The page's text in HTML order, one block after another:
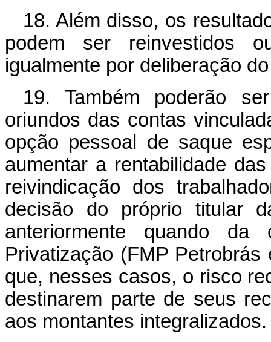
18. Além disso, os
podem ser reinvestidos
igualmente por deliberação
19. Também poderão
oriundos das contas
opção pessoal de saque
aumentar a rentabilidade
reivindicação dos
decisão do próprio titular
anteriormente quando
Privatização (FMP
que, nesses casos, o risco
destinarem parte de seus
aos montantes integralizados.